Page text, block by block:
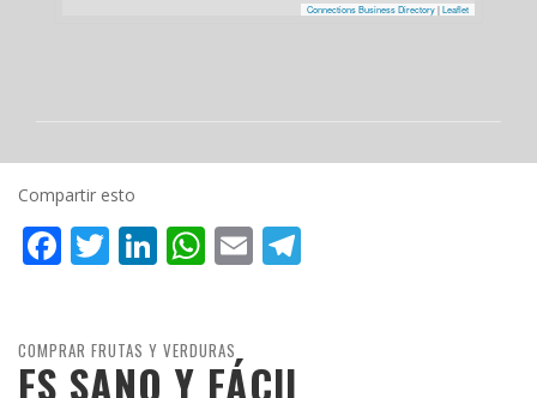
Connections Business Directory|Leaflet
Compartir esto
Facebook
Twitter
LinkedIn
WhatsApp
Email
COMPRAR FRUTAS Y VERDURAS
ES SANO Y FÁCIL